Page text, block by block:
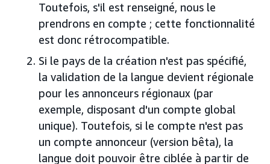
Toutefois, s'il est renseigné, nous le
prendrons en compte ; cette fonctionnalité
est donc rétrocompatible.
Si le pays de la création n'est pas spécifié,
la validation de la langue devient régionale
pour les annonceurs régionaux (par
exemple, disposant d'un compte global
unique). Toutefois, si le compte n'est pas
un compte annonceur (version bêta), la
langue doit pouvoir être ciblée à partir de